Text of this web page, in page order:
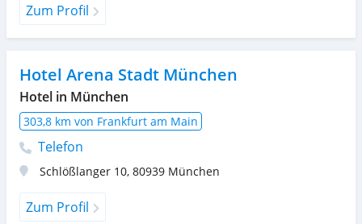
Zum Profil
Hotel Arena Stadt München
Hotel in München
303,8 km von Frankfurt am Main
Telefon
Schlößlanger 10, 80939 München
Zum Profil